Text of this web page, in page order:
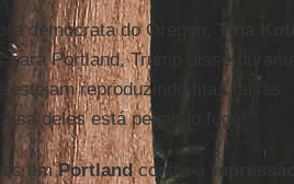
democrata do Oregon, Tina
para Portland, Trump disse
estejam reproduzindo fitas
deles está pegando fogo!"
emPortlandcontra a